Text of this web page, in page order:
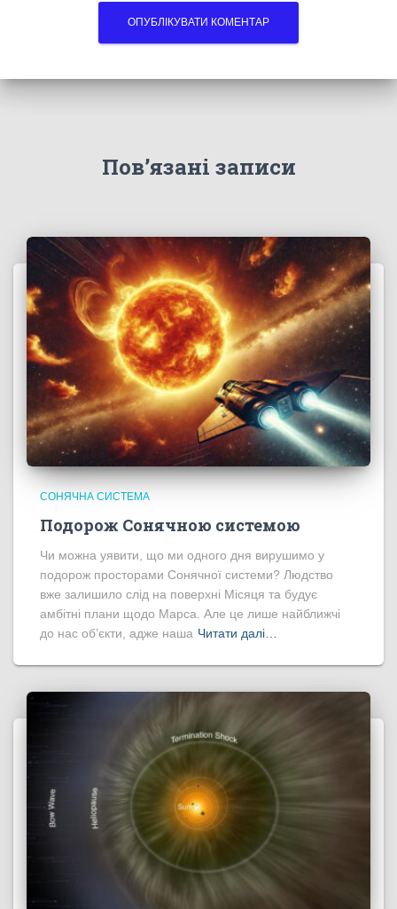
Пов’язані записи
СОНЯЧНА СИСТЕМА
Подорож Сонячною системою
Чи можна уявити, що ми одного дня вирушимо у
подорож просторами Сонячної системи? Людство
вже залишило слід на поверхні Місяця та будує
амбітні плани щодо Марса. Але це лише найближчі
до нас об’єкти, адже наша Читати далі…